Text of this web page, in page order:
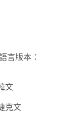
言版本：
文
克文